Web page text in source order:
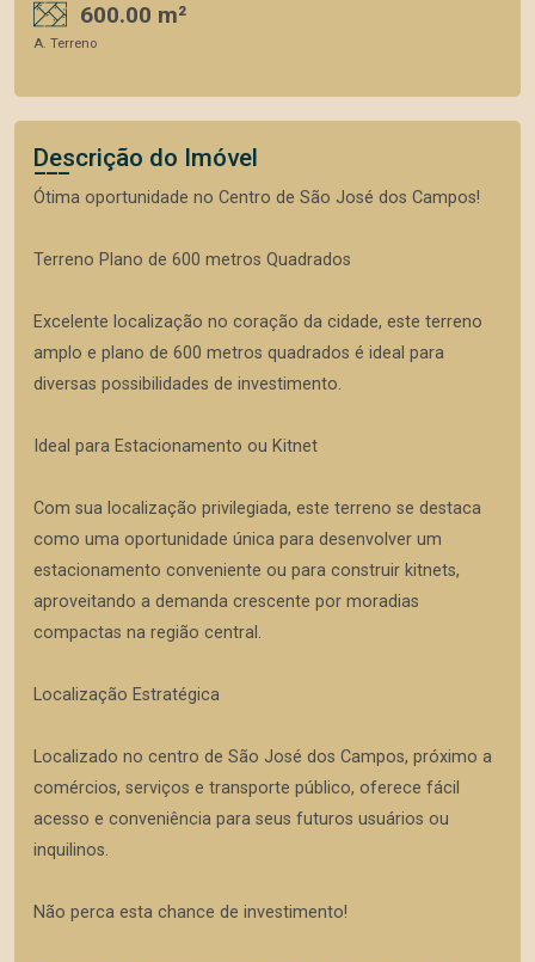
600.00 m²
A. Terreno
Descrição do Imóvel
Ótima oportunidade no Centro de São José dos Campos!
Terreno Plano de 600 metros Quadrados
Excelente localização no coração da cidade, este terreno
amplo e plano de 600 metros quadrados é ideal para
diversas possibilidades de investimento.
Ideal para Estacionamento ou Kitnet
Com sua localização privilegiada, este terreno se destaca
como uma oportunidade única para desenvolver um
estacionamento conveniente ou para construir kitnets,
aproveitando a demanda crescente por moradias
compactas na região central.
Localização Estratégica
Localizado no centro de São José dos Campos, próximo a
comércios, serviços e transporte público, oferece fácil
acesso e conveniência para seus futuros usuários ou
inquilinos.
Não perca esta chance de investimento!